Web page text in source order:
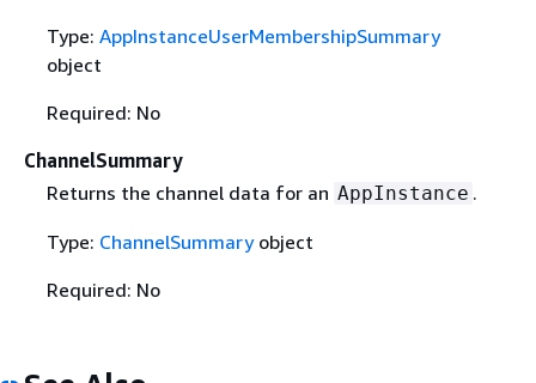
Type: AppInstanceUserMembershipSummary
object
Required: No
ChannelSummary
Returns the channel data for an AppInstance .
Type: ChannelSummaryobject
Required: No